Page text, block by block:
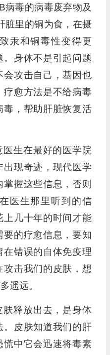
病毒的病毒废弃物及
脏里的铜为食，在摄
汞和铜毒性变得更
身体不是引起问题
会攻击自己，基因也
愈方法是不给病毒
毒，帮助肝脏恢复活
生在最好的医学院
出现奇迹，现代医学
握这些信息，否则
医生那里听到的信
上几十年的时间才能
的疗愈信息，要知
错误的自体免疫理
击我们的皮肤，想
遥远。
释放出去，是身体
。皮肤知道我们的肝
慌中它会迅速将毒素